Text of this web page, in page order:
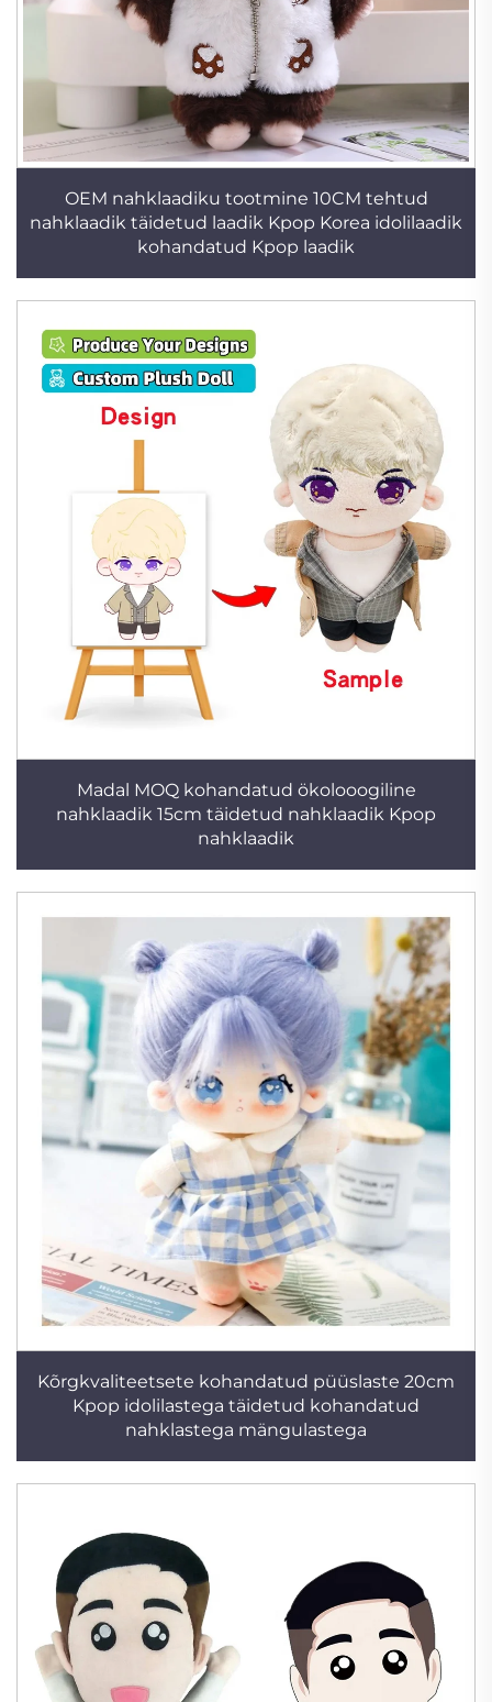
OEM nahklaadiku tootmine 10CM tehtud
nahklaadik täidetud laadik Kpop Korea idolilaadik
kohandatud Kpop laadik
Madal MOQ kohandatud ökolooogiline
nahklaadik 15cm täidetud nahklaadik Kpop
nahklaadik
Kõrgkvaliteetsete kohandatud püüslaste 20cm
Kpop idolilastega täidetud kohandatud
nahklastega mängulastega